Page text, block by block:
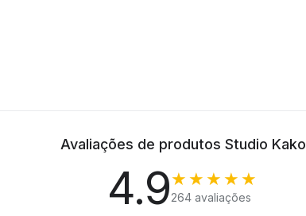
Avaliações de produtos Studio Kako
4.9★★★★★
264 avaliações